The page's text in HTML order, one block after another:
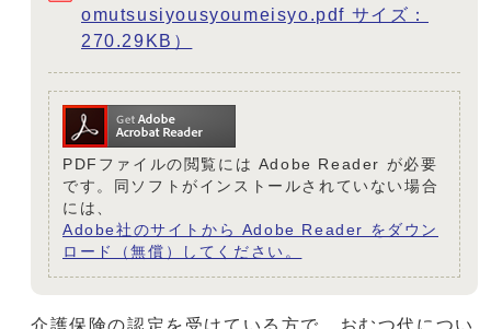
omutsusiyousyoumeisyo.pdf サイズ：
270.29KB）
PDFファイルの閲覧には Adobe Reader が必要
です。同ソフトがインストールされていない場合
には、
Adobe社のサイトから Adobe Reader をダウン
ロード（無償）してください。